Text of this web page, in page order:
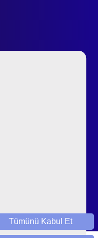
Tümünü Kabul Et
Ortaklığı Başvurusu